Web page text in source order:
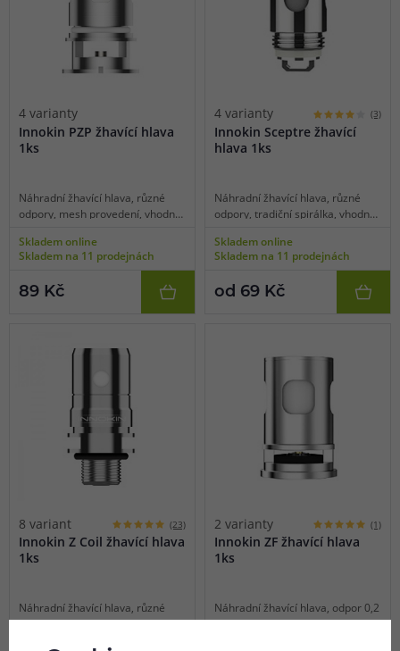
4 varianty
Innokin PZP žhavící hlava
1ks
Náhradní žhavící hlava, různé
odpory, mesh provedení, vhodné
balení.
Skladem online
Skladem na 11 prodejnách
89 Kč
4 varianty (3)
Innokin Sceptre žhavící
hlava 1ks
Náhradní žhavící hlava, různé
odpory, tradiční spirálka, vhodné
Skladem online
Skladem na 11 prodejnách
od 69 Kč
8 variant (23)
Innokin Z Coil žhavící hlava
1ks
Náhradní žhavící hlava, různé
odpory, mesh provedení / tradiční
2 varianty (1)
Innokin ZF žhavící hlava
1ks
Náhradní žhavící hlava, odpor 0,2
ohm a 0,3 ohm, mesh provedení,